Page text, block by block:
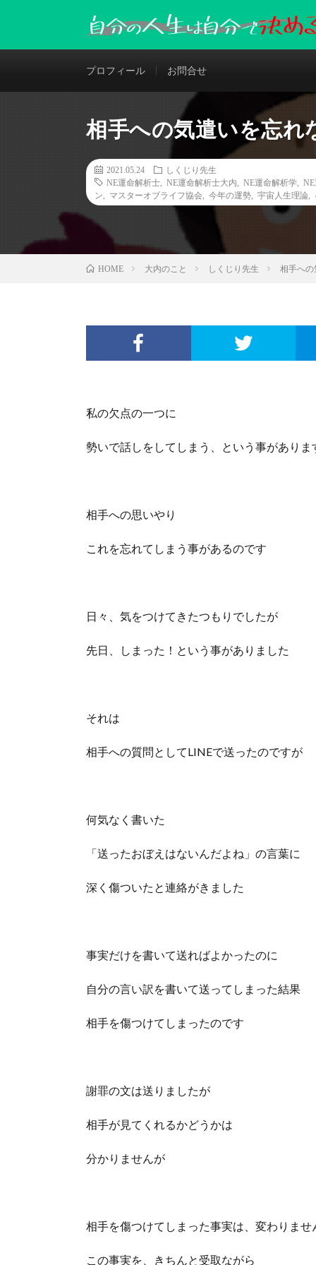
プロフィール お問合せ
相手への気遣いを忘れ
2021.05.24
しくじり先生
NE運命解析士
NE運命解析士大内 NE運命解析学
ン
マスターオブライフ協会 今年の運勢 宇宙人生理論
HOME 大内のこと しくじり先生 相手へ
私の欠点の一つに
勢いで話しをしてしまう、という事がありま
相手への思いやり
これを忘れてしまう事があるのです
日々、気をつけてきたつもりでしたが
先日、しまった！という事がありました
それは
相手への質問としてLINEで送ったのですが
何気なく書いた
「送ったおぼえはないんだよね」の言葉に
深く傷ついたと連絡がきました
事実だけを書いて送ればよかったのに
自分の言い訳を書いて送ってしまった結果
相手を傷つけてしまったのです
謝罪の文は送りましたが
相手が見てくれるかどうかは
分かりませんが
相手を傷つけてしまった事実は、変わりませ
この事実を、きちんと受取ながら